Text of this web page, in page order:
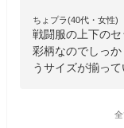
ちょプラ(40代・女性)
戦闘服の上下の
彩柄なのでしっ
うサイズが揃って